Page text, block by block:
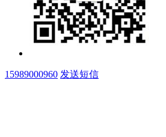
15989000960 发送短信